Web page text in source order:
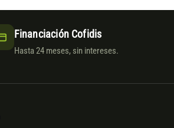
Financiación Cofidis
Hasta 24 meses, sin intereses.